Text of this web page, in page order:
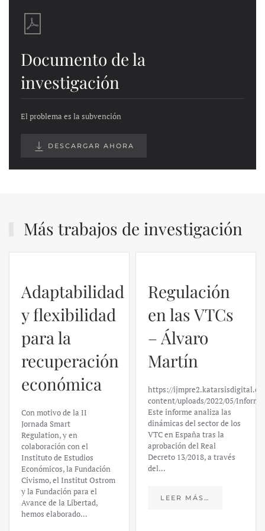
Documento de la
investigación
El problema es la subvención
DESCARGAR AHORA
Más trabajos de investigación
Adaptabilidad
y flexibilidad
para la
recuperación
económica
Con motivo de la II
Jornada Smart
Regulation, y en
colaboración con el
Instituto de Estudios
Económicos, la Fundación
Civismo, el Institut Ostrom
y la Fundación para el
Avance de la Libertad,
hemos elaborado…
Regulación
en las VTCs
– Álvaro
Martín
https://
content/uploads/2022/05/
Este informe analiza las
dinámicas del sector de los
VTC en España tras la
aprobación del Real
Decreto 13/2018, a través
del…
LEER MÁS…